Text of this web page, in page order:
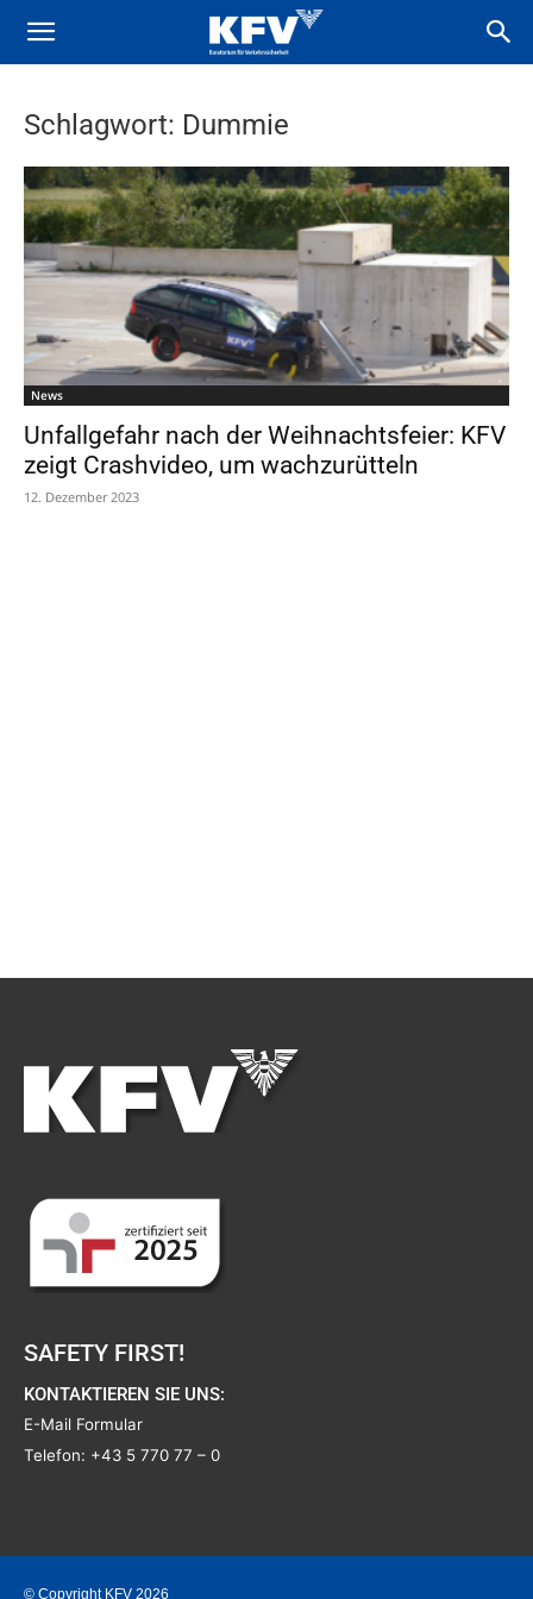
Schlagwort: Dummie
News
Unfallgefahr nach der Weihnachtsfeier: KFV
zeigt Crashvideo, um wachzurütteln
12. Dezember 2023
SAFETY FIRST!
KONTAKTIEREN SIE UNS:
E-Mail Formular
Telefon: +43 5 770 77 – 0
© Copyright KFV 2026